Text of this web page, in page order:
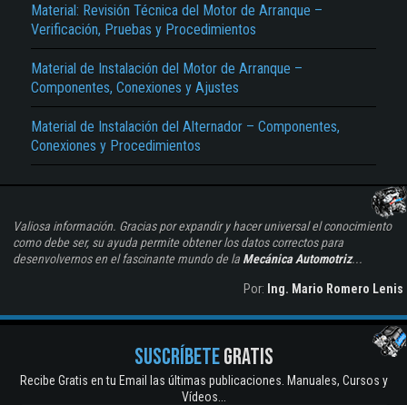
Material: Revisión Técnica del Motor de Arranque –
Verificación, Pruebas y Procedimientos
Material de Instalación del Motor de Arranque –
Componentes, Conexiones y Ajustes
Material de Instalación del Alternador – Componentes,
Conexiones y Procedimientos
Valiosa información. Gracias por expandir y hacer universal el conocimiento
como debe ser, su ayuda permite obtener los datos correctos para
desenvolvernos en el fascinante mundo de la Mecánica Automotriz...
Por: Ing. Mario Romero Lenis
SUSCRÍBETEGRATIS
Recibe Gratis en tu Email las últimas publicaciones. Manuales, Cursos y
Vídeos...